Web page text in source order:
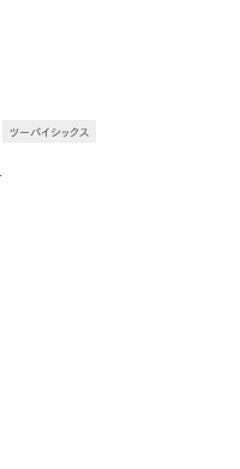
ツーバイシックス